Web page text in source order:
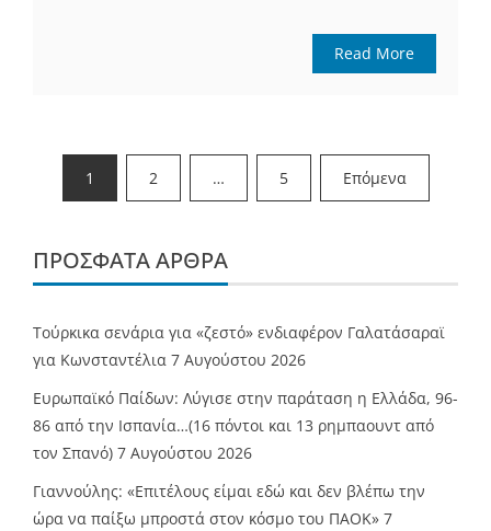
Read More
Σελιδοποίηση
άρθρων
1 2 … 5 Επόμενα
ΠΡΌΣΦΑΤΑ ΆΡΘΡΑ
Τούρκικα σενάρια για «ζεστό» ενδιαφέρον Γαλατάσαραϊ
για Κωνσταντέλια 7 Αυγούστου 2026
Ευρωπαϊκό Παίδων: Λύγισε στην παράταση η Ελλάδα, 96-
86 από την Ισπανία…(16 πόντοι και 13 ρημπαουντ από
τον Σπανό) 7 Αυγούστου 2026
Γιαννούλης: «Επιτέλους είμαι εδώ και δεν βλέπω την
ώρα να παίξω μπροστά στον κόσμο του ΠΑΟΚ» 7